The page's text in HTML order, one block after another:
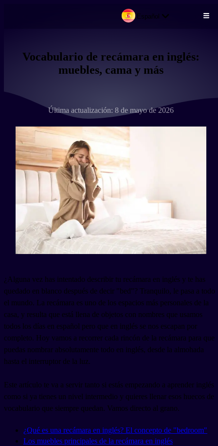
Español
Vocabulario de recámara en inglés:
muebles, cama y más
Última actualización: 8 de mayo de 2026
¿Alguna vez has intentado describir tu recámara en inglés y te has
quedado en blanco después de decir "bed"? Tranquilo, le pasa a todo
el mundo. La recámara es uno de los espacios más personales de la
casa, y resulta que está llena de objetos con nombres que usamos
todos los días en español pero que en inglés se nos escapan por
completo. Hoy vamos a recorrer cada rincón de la recámara para que
puedas nombrar absolutamente todo en inglés, desde la almohada
hasta el interruptor de la luz.
Este artículo te va a servir tanto si estás empezando a aprender inglés
como si ya tienes un nivel intermedio y quieres llenar esos huecos de
vocabulario que siempre quedan. Vamos directo al grano.
¿Qué es una recámara en inglés? El concepto de "bedroom"
Los muebles principales de la recámara en inglés